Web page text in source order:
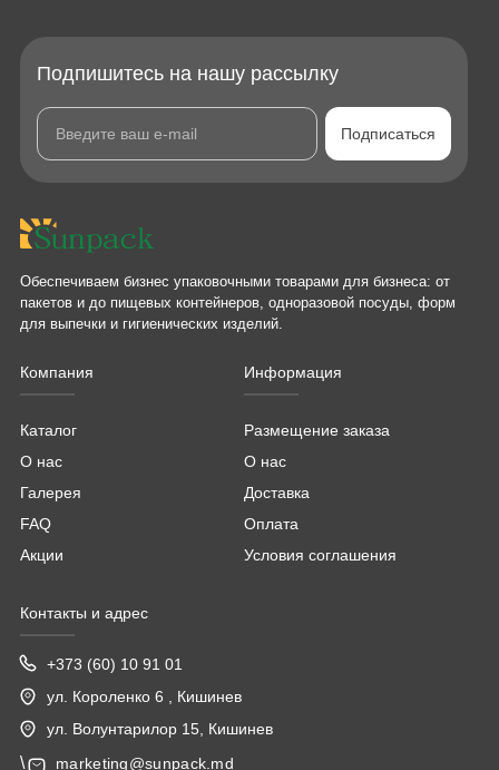
Подпишитесь на нашу рассылку
Подписаться
Обеспечиваем бизнес упаковочными товарами для бизнеса: от
пакетов и до пищевых контейнеров, одноразовой посуды, форм
для выпечки и гигиенических изделий.
Компания
Каталог
О нас
Галерея
FAQ
Акции
Информация
Размещение заказа
О нас
Доставка
Оплата
Условия соглашения
Контакты и адрес
+373 (60) 10 91 01
ул. Короленко 6 , Кишинев
ул. Волунтарилор 15, Кишинев
\ marketing@sunpack.md